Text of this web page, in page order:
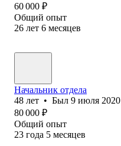
60 000 ₽
Общий опыт
26 лет 6 месяцев
Начальник отдела
48 лет • Был 9 июля 2020
80 000 ₽
Общий опыт
23 года 5 месяцев